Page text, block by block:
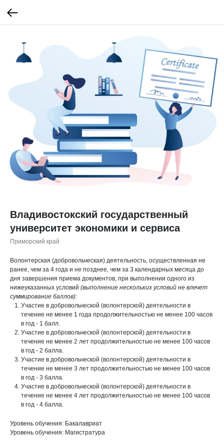
Владивостокский государственный
университет экономики и сервиса
Приморский край
Волонтерская (добровольческая) деятельность, осуществленная не
ранее, чем за 4 года и не позднее, чем за 3 календарных месяца до
дня завершения приема документов, при выполнении одного из
нижеуказанных условий (выполнение нескольких условий не влечет
суммирование баллов):
Участие в добровольческой (волонтерской) деятельности в
течение не менее 1 года продолжительностью не менее 100 часов
в год - 1 балл.
Участие в добровольческой (волонтерской) деятельности в
течение не менее 2 лет продолжительностью не менее 100 часов
в год - 2 балла.
Участие в добровольческой (волонтерской) деятельности в
течение не менее 3 лет продолжительностью не менее 100 часов
в год - 3 балла.
Участие в добровольческой (волонтерской) деятельности в
течение не менее 4 лет продолжительностью не менее 100 часов
в год - 4 балла.
Уровень обучения: Бакалавриат
Уровень обучения: Магистратура